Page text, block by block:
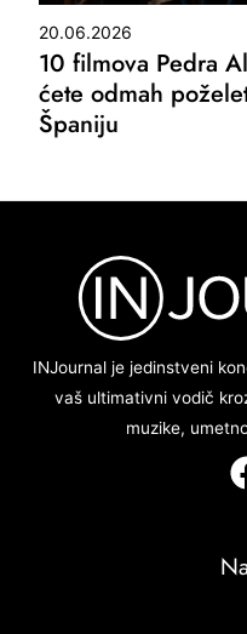
20.06.2026
10 filmova Pedra
ćete odmah
Španiju
INJournal je jedinstveni
vaš ultimativni vodič
muzike,